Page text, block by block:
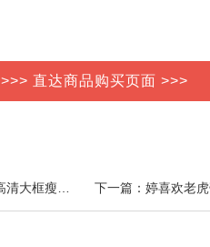
>>> 直达商品购买页面 >>>